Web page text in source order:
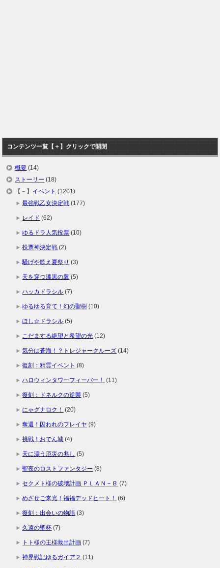
コンテンツ一覧【＋】クリックで開閉
概要 (14)
ストーリー (18)
【－】 イベント (1201)
最強戦乙女決定戦 (177)
レイド (62)
ゆるドラ人気投票 (10)
投票神決定戦 (2)
騒げや歌え夏祭り (3)
天を穿つ漆黒の翼 (5)
ハッカドラシル (7)
ゆるゆる育て！幻の聖樹 (10)
ほし☆ドラシル (5)
こだまする絶望と希望の光 (12)
気分は蒼海！？トレジャークルーズ (14)
復刻：精霊イベント (8)
ハロウィンタワーフィーバー！ (11)
復刻：ドネルクの逆襲 (5)
にゃグナロク！ (20)
奪還！囚われのフレイヤ (9)
挑戦！おでん城 (4)
天に漂う厄災の兆し (5)
聖夜のロストファンタジー (8)
セクメト様の破壊計画 ＰＬＡＮ－Ｂ (7)
めざせご来光！福福デッドヒート！ (6)
復刻：出会いの物語 (3)
久遠の聖杯 (7)
トト様の王様救出計画 (7)
神界戦記ゆるガイア２ (11)